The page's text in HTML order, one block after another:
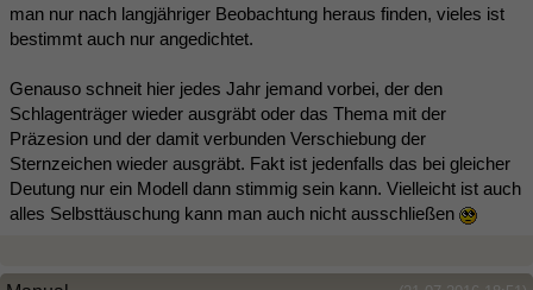
man nur nach langjähriger Beobachtung heraus finden, vieles ist
bestimmt auch nur angedichtet.
Genauso schneit hier jedes Jahr jemand vorbei, der den
Schlagenträger wieder ausgräbt oder das Thema mit der
Präzesion und der damit verbunden Verschiebung der
Sternzeichen wieder ausgräbt. Fakt ist jedenfalls das bei gleicher
Deutung nur ein Modell dann stimmig sein kann. Vielleicht ist auch
alles Selbsttäuschung kann man auch nicht ausschließen